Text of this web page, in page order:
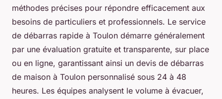
méthodes précises pour répondre efficacement aux
besoins de particuliers et professionnels. Le service
de débarras rapide à Toulon démarre généralement
par une évaluation gratuite et transparente, sur place
ou en ligne, garantissant ainsi un devis de débarras
de maison à Toulon personnalisé sous 24 à 48
heures. Les équipes analysent le volume à évacuer,